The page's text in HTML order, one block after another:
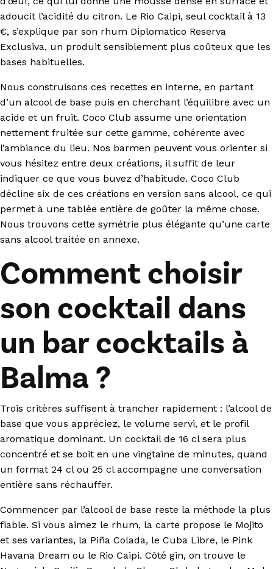
adoucit l’acidité du citron. Le Rio Caipi, seul cocktail à 13
€, s’explique par son rhum Diplomatico Reserva
Exclusiva, un produit sensiblement plus coûteux que les
bases habituelles.
Nous construisons ces recettes en interne, en partant
d’un alcool de base puis en cherchant l’équilibre avec un
acide et un fruit. Coco Club assume une orientation
nettement fruitée sur cette gamme, cohérente avec
l’ambiance du lieu. Nos barmen peuvent vous orienter si
vous hésitez entre deux créations, il suffit de leur
indiquer ce que vous buvez d’habitude. Coco Club
décline six de ces créations en version sans alcool, ce qui
permet à une tablée entière de goûter la même chose.
Nous trouvons cette symétrie plus élégante qu’une carte
sans alcool traitée en annexe.
Comment choisir
son cocktail dans
un bar cocktails à
Balma ?
Trois critères suffisent à trancher rapidement : l’alcool de
base que vous appréciez, le volume servi, et le profil
aromatique dominant. Un cocktail de 16 cl sera plus
concentré et se boit en une vingtaine de minutes, quand
un format 24 cl ou 25 cl accompagne une conversation
entière sans réchauffer.
Commencer par l’alcool de base reste la méthode la plus
fiable. Si vous aimez le rhum, la carte propose le Mojito
et ses variantes, la Piña Colada, le Cuba Libre, le Pink
Havana Dream ou le Rio Caipi. Côté gin, on trouve le